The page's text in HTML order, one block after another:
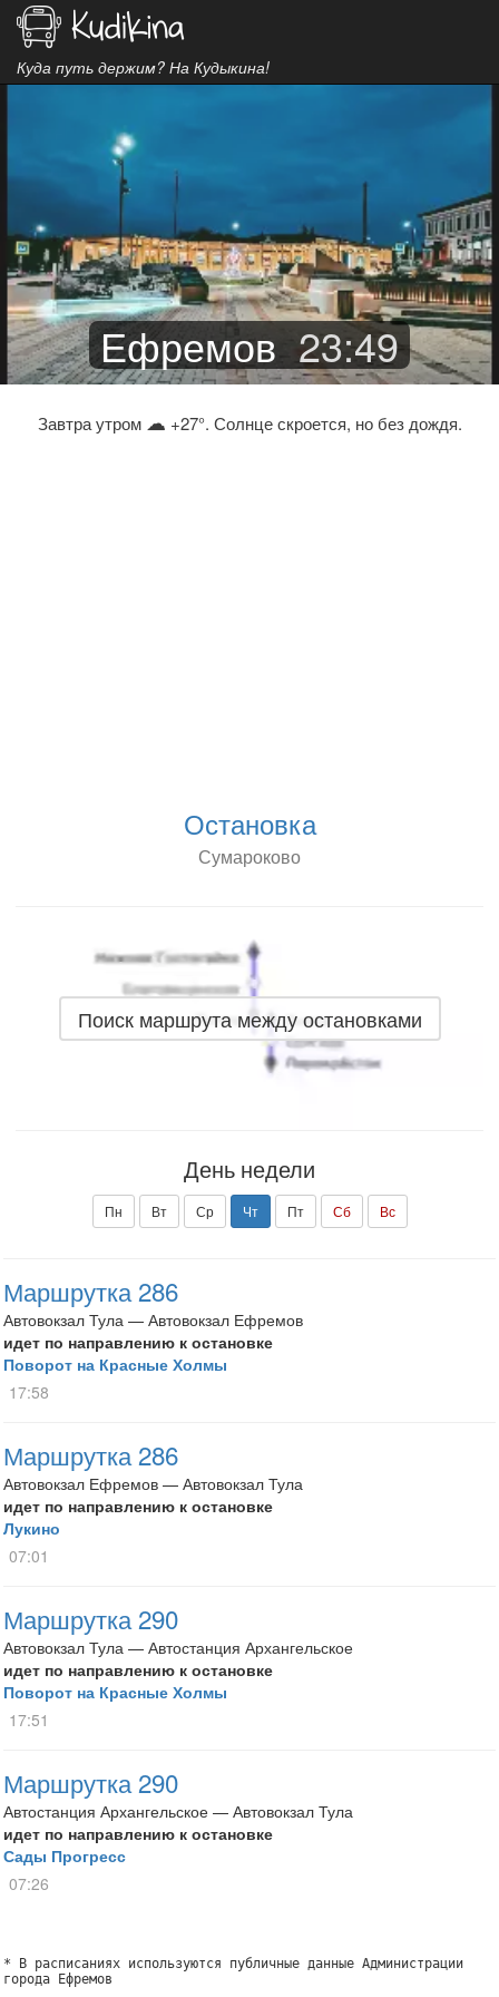
Куда путь держим? На Кудыкина!
Ефремов 23:49
Завтра утром ☁ +27°. Солнце скроется, но без дождя.
Остановка
Сумароково
Поиск маршрута между остановками
День недели
Пн Вт Ср Чт Пт Сб Вс
Маршрутка 286
Автовокзал Тула — Автовокзал Ефремов
идет по направлению к остановке
Поворот на Красные Холмы
17:58
Маршрутка 286
Автовокзал Ефремов — Автовокзал Тула
идет по направлению к остановке
Лукино
07:01
Маршрутка 290
Автовокзал Тула — Автостанция Архангельское
идет по направлению к остановке
Поворот на Красные Холмы
17:51
Маршрутка 290
Автостанция Архангельское — Автовокзал Тула
идет по направлению к остановке
Сады Прогресс
07:26
* В расписаниях используются публичные данные Администрации
города Ефремов